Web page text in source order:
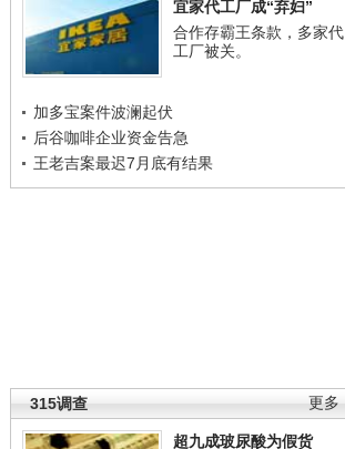
宜家代工厂成“弃妇”
合作存霸王条款，多家代
工厂被关。
加多宝案件波澜起伏
后谷咖啡企业资金告急
王老吉案最迟7月底有结果
更多
315调查
超九成玻尿酸为假货